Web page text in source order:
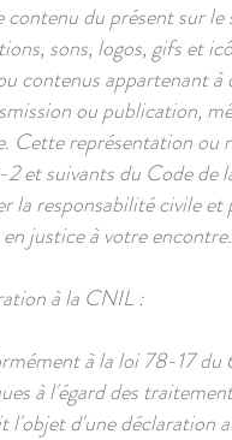
contenu du présent sur le
sons, logos, gifs et
contenus appartenant
ou publication,
Cette représentation ou
et suivants du Code de
la responsabilité civile
justice à votre encontre.
à la CNIL :
à la loi 78-17
à l'égard des
l'objet d'une déclaration